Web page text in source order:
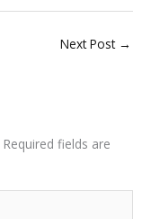
Next Post →
Required fields are